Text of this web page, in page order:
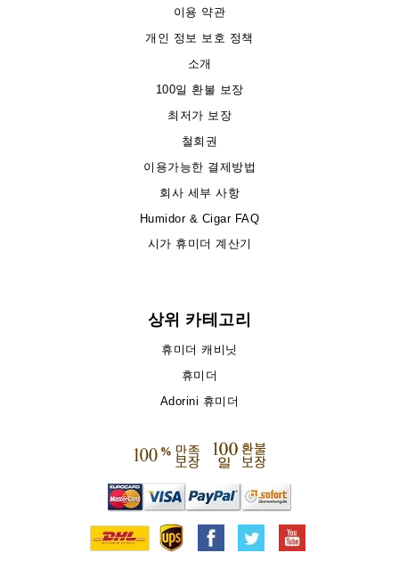
이용 약관
개인 정보 보호 정책
소개
100일 환불 보장
최저가 보장
철회권
이용가능한 결제방법
회사 세부 사항
Humidor & Cigar FAQ
시가 휴미더 계산기
상위 카테고리
휴미더 캐비닛
휴미더
Adorini 휴미더